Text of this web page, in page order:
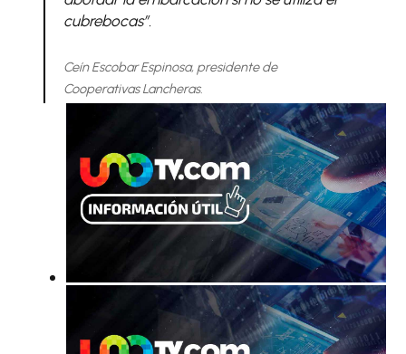
cubrebocas”.
Ceín Escobar Espinosa, presidente de
Cooperativas Lancheras.